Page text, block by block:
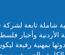
شاملة تابعة
الأردنية وأخبار
بمهنية رفيعة